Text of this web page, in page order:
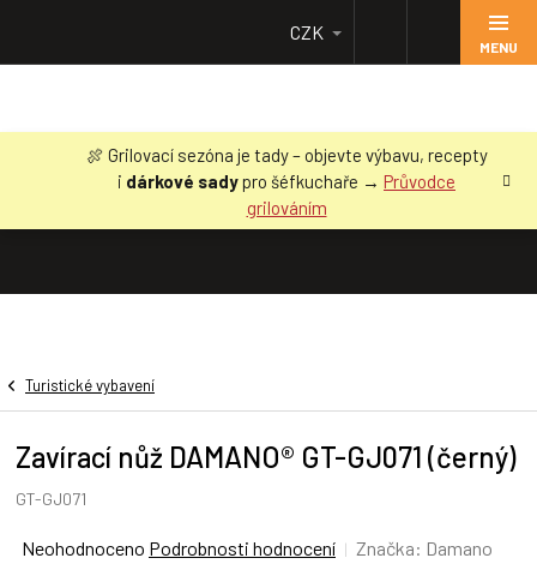
obsah
🍖 Grilovací sezóna je tady – objevte výbavu, recepty
i dárkové sadypro šéfkuchaře → Průvodce
grilováním
CZK
Turistické vybavení
Zavírací nůž DAMANO® GT-GJ071 (černý)
GT-GJ071
Průměrné
Neohodnoceno Podrobnosti hodnocení Značka: Damano